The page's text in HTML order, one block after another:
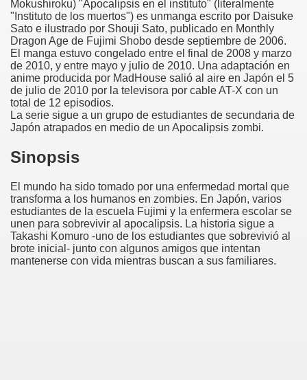
Mokushiroku) "Apocalipsis en el instituto" (literalmente
"Instituto de los muertos") es unmanga escrito por Daisuke
Sato e ilustrado por Shouji Sato, publicado en Monthly
Dragon Age de Fujimi Shobo desde septiembre de 2006.
El manga estuvo congelado entre el final de 2008 y marzo
de 2010, y entre mayo y julio de 2010. Una adaptación en
anime producida por MadHouse salió al aire en Japón el 5
de julio de 2010 por la televisora por cable AT-X con un
total de 12 episodios.
La serie sigue a un grupo de estudiantes de secundaria de
Japón atrapados en medio de un Apocalipsis zombi.
Sinopsis
El mundo ha sido tomado por una enfermedad mortal que
transforma a los humanos en zombies. En Japón, varios
estudiantes de la escuela Fujimi y la enfermera escolar se
unen para sobrevivir al apocalipsis. La historia sigue a
Takashi Komuro -uno de los estudiantes que sobrevivió al
brote inicial- junto con algunos amigos que intentan
mantenerse con vida mientras buscan a sus familiares.